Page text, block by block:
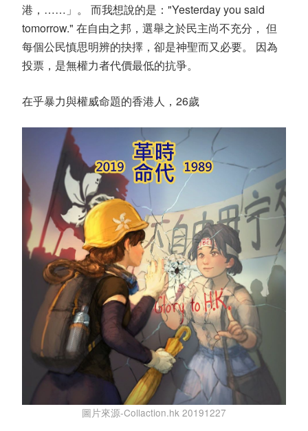
港，……」。 而我想說的是："Yesterday you said
tomorrow." 在自由之邦，選舉之於民主尚不充分， 但
每個公民慎思明辨的抉擇，卻是神聖而又必要。 因為
投票，是無權力者代價最低的抗爭。
在乎暴力與權威命題的香港人，26歲
圖片來源-Collaction.hk 20191227